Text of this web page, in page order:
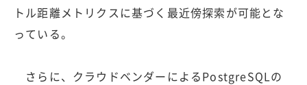
トル距離メトリクスに基づく最近傍探索が可能とな
っている。
さらに、クラウドベンダーによるPostgreSQLの